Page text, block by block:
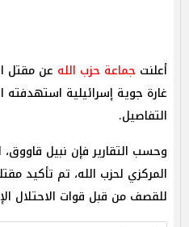
أعلنت جماعة حزب الله عن مقتل
غارة جوية إسرائيلية استهدفته
التفاصيل.
وحسب التقارير فإن نبيل
المركزي لحزب الله، تم تأكيد
للقصف من قبل قوات الاحتلال